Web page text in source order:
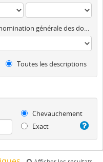
Dénomination générale des documents
Toutes les descriptions
Chevauchement
Exact